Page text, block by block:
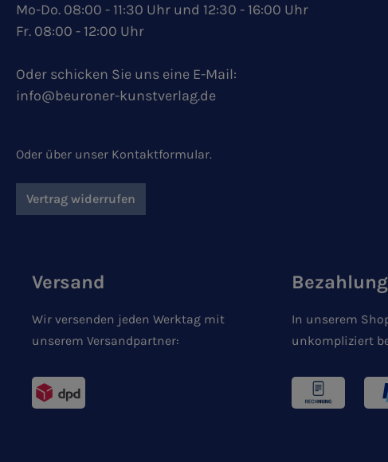
Mo-Do. 08:00 - 11:30 Uhr und 12:30 - 16:00 Uhr
Fr. 08:00 - 12:00 Uhr
Oder schicken Sie uns eine E-Mail:
info@beuroner-kunstverlag.de
Oder über unser Kontaktformular.
Vertrag widerrufen
Versand
Wir versenden jeden Werktag mit
unserem Versandpartner:
Bezahlung
In unserem
unkompliziert